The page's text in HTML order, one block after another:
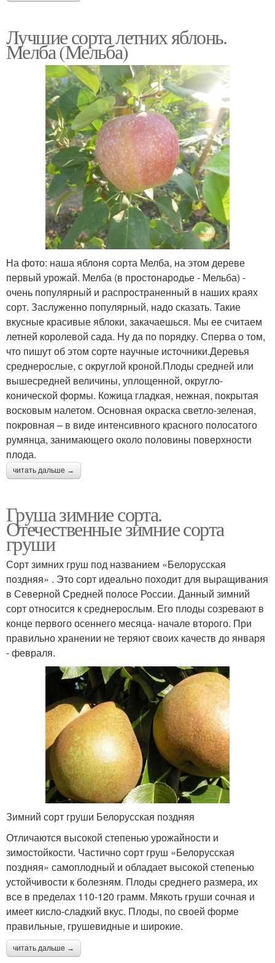
Лучшие сорта летних яблонь.
Мелба (Мельба)
На фото: наша яблоня сорта Мелба, на этом дереве
первый урожай. Мелба (в простонародье - Мельба) -
очень популярный и распространенный в наших краях
сорт. Заслуженно популярный, надо сказать. Такие
вкусные красивые яблоки, закачаешься. Мы ее считаем
летней королевой сада. Ну да по порядку. Сперва о том,
что пишут об этом сорте научные источники.Деревья
среднерослые, с округлой кроной.Плоды средней или
вышесредней величины, уплощенной, округло-
конической формы. Кожица гладкая, нежная, покрытая
восковым налетом. Основная окраска светло-зеленая,
покровная – в виде интенсивного красного полосатого
румянца, занимающего около половины поверхности
плода.
читать дальше →
Груша зимние сорта.
Отечественные зимние сорта
груши
Сорт зимних груш под названием «Белорусская
поздняя» . Это сорт идеально походит для выращивания
в Северной Средней полосе России. Данный зимний
сорт относится к среднерослым. Его плоды созревают в
конце первого осеннего месяца- начале второго. При
правильно хранении не теряют своих качеств до января
- февраля.
Зимний сорт груши Белорусская поздняя
Отличаются высокой степенью урожайности и
зимостойкости. Частично сорт груш «Белорусская
поздняя» самоплодный и обладает высокой степенью
устойчивости к болезням. Плоды среднего размера, их
все в пределах 110-120 грамм. Мякоть груши сочная и
имеет кисло-сладкий вкус. Плоды, по своей форме
правильные, грушевидные и широкие.
читать дальше →